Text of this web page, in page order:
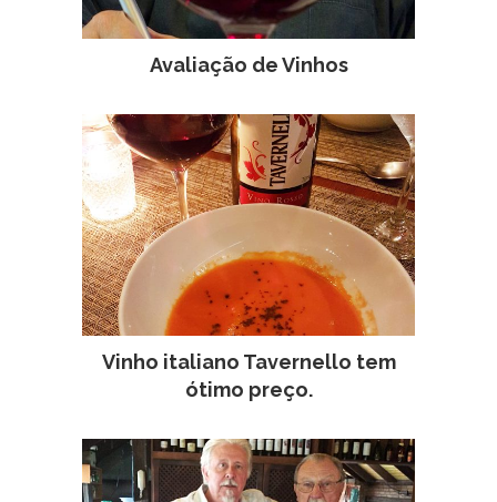
Avaliação de Vinhos
Vinho italiano Tavernello tem
ótimo preço.